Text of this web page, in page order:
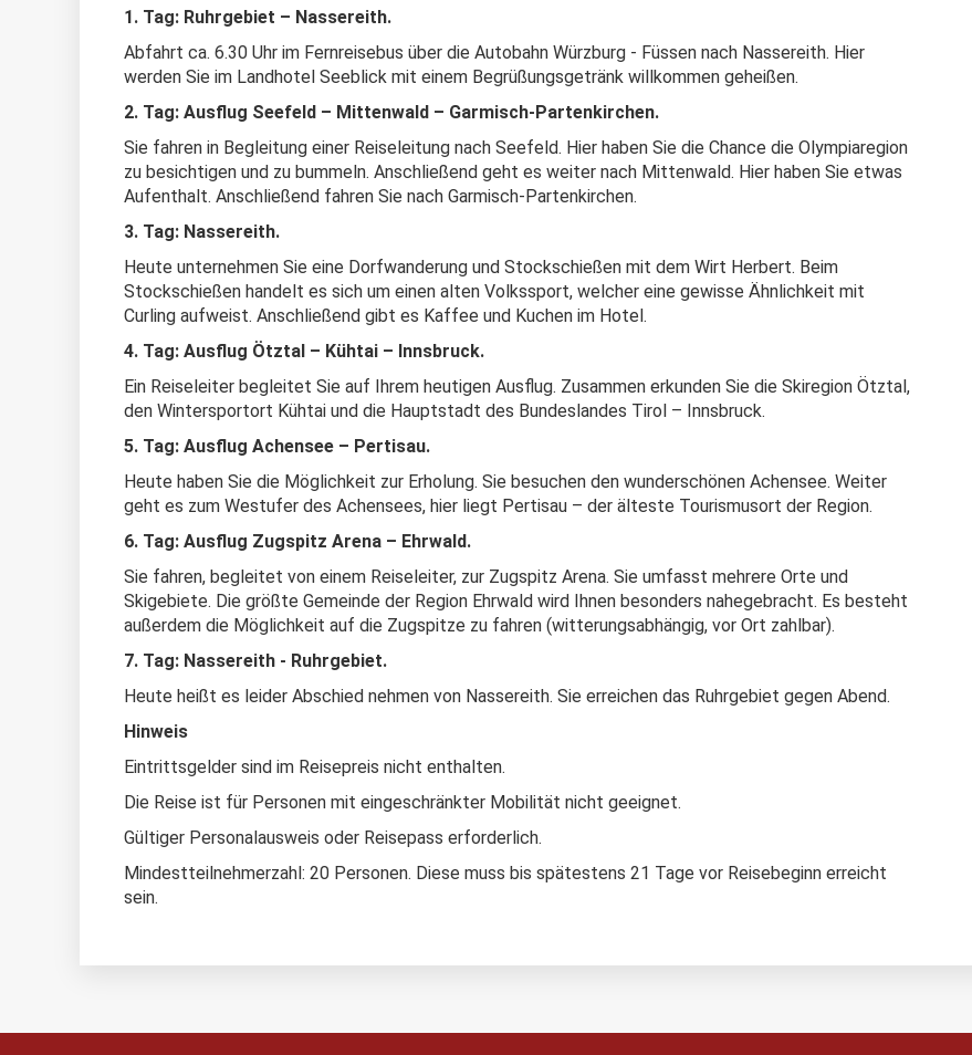
1. Tag: Ruhrgebiet – Nassereith.
Abfahrt ca. 6.30 Uhr im Fernreisebus über die Autobahn Würzburg - Füssen nach Nassereith. Hier
werden Sie im Landhotel Seeblick mit einem Begrüßungsgetränk willkommen geheißen.
2. Tag: Ausflug Seefeld – Mittenwald – Garmisch-Partenkirchen.
Sie fahren in Begleitung einer Reiseleitung nach Seefeld. Hier haben Sie die Chance die Olympiaregion
zu besichtigen und zu bummeln. Anschließend geht es weiter nach Mittenwald. Hier haben Sie etwas
Aufenthalt. Anschließend fahren Sie nach Garmisch-Partenkirchen.
3. Tag: Nassereith.
Heute unternehmen Sie eine Dorfwanderung und Stockschießen mit dem Wirt Herbert. Beim
Stockschießen handelt es sich um einen alten Volkssport, welcher eine gewisse Ähnlichkeit mit
Curling aufweist. Anschließend gibt es Kaffee und Kuchen im Hotel.
4. Tag: Ausflug Ötztal – Kühtai – Innsbruck.
Ein Reiseleiter begleitet Sie auf Ihrem heutigen Ausflug. Zusammen erkunden Sie die Skiregion Ötztal,
den Wintersportort Kühtai und die Hauptstadt des Bundeslandes Tirol – Innsbruck.
5. Tag: Ausflug Achensee – Pertisau.
Heute haben Sie die Möglichkeit zur Erholung. Sie besuchen den wunderschönen Achensee. Weiter
geht es zum Westufer des Achensees, hier liegt Pertisau – der älteste Tourismusort der Region.
6. Tag: Ausflug Zugspitz Arena – Ehrwald.
Sie fahren, begleitet von einem Reiseleiter, zur Zugspitz Arena. Sie umfasst mehrere Orte und
Skigebiete. Die größte Gemeinde der Region Ehrwald wird Ihnen besonders nahegebracht. Es besteht
außerdem die Möglichkeit auf die Zugspitze zu fahren (witterungsabhängig, vor Ort zahlbar).
7. Tag: Nassereith - Ruhrgebiet.
Heute heißt es leider Abschied nehmen von Nassereith. Sie erreichen das Ruhrgebiet gegen Abend.
Hinweis
Eintrittsgelder sind im Reisepreis nicht enthalten.
Die Reise ist für Personen mit eingeschränkter Mobilität nicht geeignet.
Gültiger Personalausweis oder Reisepass erforderlich.
Mindestteilnehmerzahl: 20 Personen. Diese muss bis spätestens 21 Tage vor Reisebeginn erreicht
sein.